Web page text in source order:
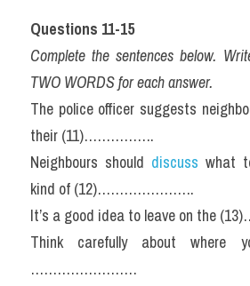
Questions 11-15
Complete the sentences below.
TWO WORDS for each answer.
The police officer suggests
their (11)…………….
Neighbours should discuss what
kind of (12)………………….
It’s a good idea to leave on
Think carefully about where
……………………